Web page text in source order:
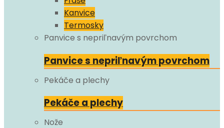
Kanvice
Termosky
Panvice s nepriľnavým povrchom
Panvice s nepriľnavým povrchom
Pekáče a plechy
Pekáče a plechy
Nože